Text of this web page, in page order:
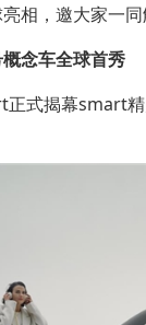
相，邀大家一
念车全球首秀
式揭幕smart